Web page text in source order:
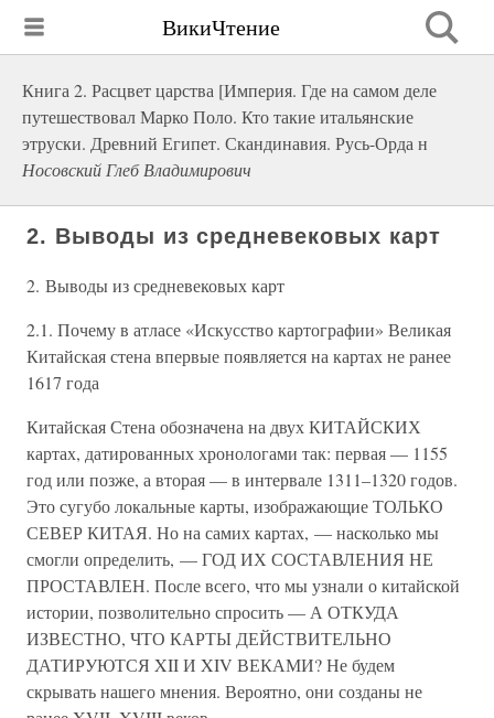
ВикиЧтение
Книга 2. Расцвет царства [Империя. Где на самом деле
путешествовал Марко Поло. Кто такие итальянские
этруски. Древний Египет. Скандинавия. Русь-Орда н
Носовский Глеб Владимирович
2. Выводы из средневековых карт
2. Выводы из средневековых карт
2.1. Почему в атласе «Искусство картографии» Великая
Китайская стена впервые появляется на картах не ранее
1617 года
Китайская Стена обозначена на двух КИТАЙСКИХ
картах, датированных хронологами так: первая — 1155
год или позже, а вторая — в интервале 1311–1320 годов.
Это сугубо локальные карты, изображающие ТОЛЬКО
СЕВЕР КИТАЯ. Но на самих картах, — насколько мы
смогли определить, — ГОД ИХ СОСТАВЛЕНИЯ НЕ
ПРОСТАВЛЕН. После всего, что мы узнали о китайской
истории, позволительно спросить — А ОТКУДА
ИЗВЕСТНО, ЧТО КАРТЫ ДЕЙСТВИТЕЛЬНО
ДАТИРУЮТСЯ XII И XIV ВЕКАМИ? Не будем
скрывать нашего мнения. Вероятно, они созданы не